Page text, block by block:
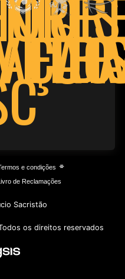
e condições ⌯
de Reclamações
Sacristão
os direitos reservados